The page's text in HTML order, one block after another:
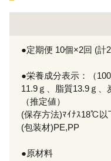
●定期便 10個×2回 (計
●栄養成分表示：（
11.9ｇ、脂質13.9ｇ、
（推定値）
(保存方法)ﾏｲﾅｽ18℃以
(包装材)PE,PP
●原材料